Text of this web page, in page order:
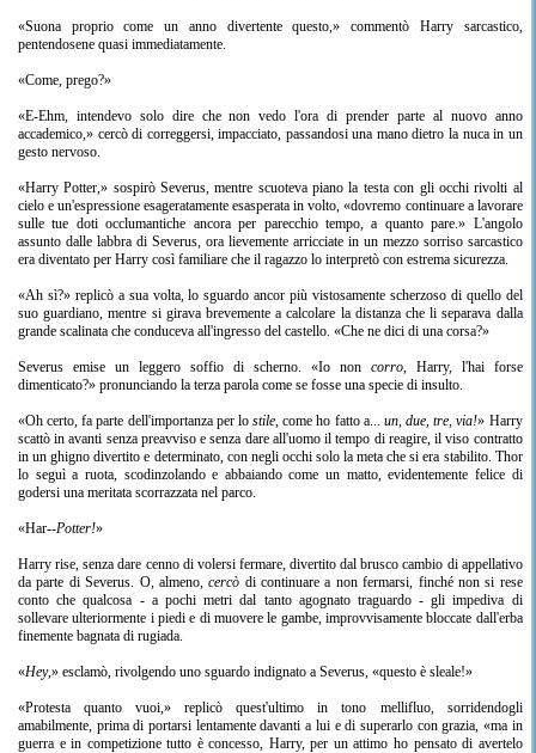
«Suona proprio come un anno divertente questo,» commentò Harry sarcastico,
pentendosene quasi immediatamente.
«Come, prego?»
«E-Ehm, intendevo solo dire che non vedo l'ora di prender parte al nuovo anno
accademico,» cercò di correggersi, impacciato, passandosi una mano dietro la nuca in un
gesto nervoso.
«Harry Potter,» sospirò Severus, mentre scuoteva piano la testa con gli occhi rivolti al
cielo e un'espressione esageratamente esasperata in volto, «dovremo continuare a lavorare
sulle tue doti occlumantiche ancora per parecchio tempo, a quanto pare.» L'angolo
assunto dalle labbra di Severus, ora lievemente arricciate in un mezzo sorriso sarcastico
era diventato per Harry così familiare che il ragazzo lo interpretò con estrema sicurezza.
«Ah sì?» replicò a sua volta, lo sguardo ancor più vistosamente scherzoso di quello del
suo guardiano, mentre si girava brevemente a calcolare la distanza che li separava dalla
grande scalinata che conduceva all'ingresso del castello. «Che ne dici di una corsa?»
Severus emise un leggero soffio di scherno. «Io non corro, Harry, l'hai forse
dimenticato?» pronunciando la terza parola come se fosse una specie di insulto.
«Oh certo, fa parte dell'importanza per lostile, come ho fatto a... un, due, tre, via!» Harry
scattò in avanti senza preavviso e senza dare all'uomo il tempo di reagire, il viso contratto
in un ghigno divertito e determinato, con negli occhi solo la meta che si era stabilito. Thor
lo seguì a ruota, scodinzolando e abbaiando come un matto, evidentemente felice di
godersi una meritata scorrazzata nel parco.
«Har--Potter!»
Harry rise, senza dare cenno di volersi fermare, divertito dal brusco cambio di appellativo
da parte di Severus. O, almeno,cercò di continuare a non fermarsi, finché non si rese
conto che qualcosa - a pochi metri dal tanto agognato traguardo - gli impediva di
sollevare ulteriormente i piedi e di muovere le gambe, improvvisamente bloccate dall'erba
finemente bagnata di rugiada.
«Hey,» esclamò, rivolgendo uno sguardo indignato a Severus, «questo è sleale!»
«Protesta quanto vuoi,» replicò quest'ultimo in tono mellifluo, sorridendogli
amabilmente, prima di portarsi lentamente davanti a lui e di superarlo con grazia, «ma in
guerra e in competizione tutto è concesso, Harry, per un attimo ho pensato di avertelo